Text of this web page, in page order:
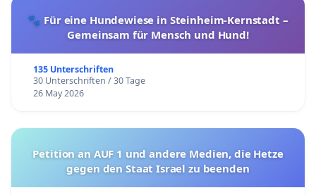
🐾 Für eine Hundewiese in Steinheim-Kernstadt –
Gemeinsam für Mensch und Hund!
135 Unterschriften
30 Unterschriften / 30 Tage
26 May 2026
Petition an AUF 1 und andere Medien, die Hetze
gegen den Staat Israel zu beenden